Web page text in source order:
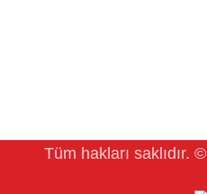
Tüm hakları saklıdır. ©